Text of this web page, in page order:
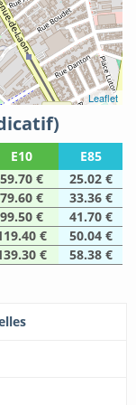
Leaflet
E10
E85
59.70 €
25.02 €
79.60 €
33.36 €
99.50 €
41.70 €
€
50.04 €
€ 58.38 €